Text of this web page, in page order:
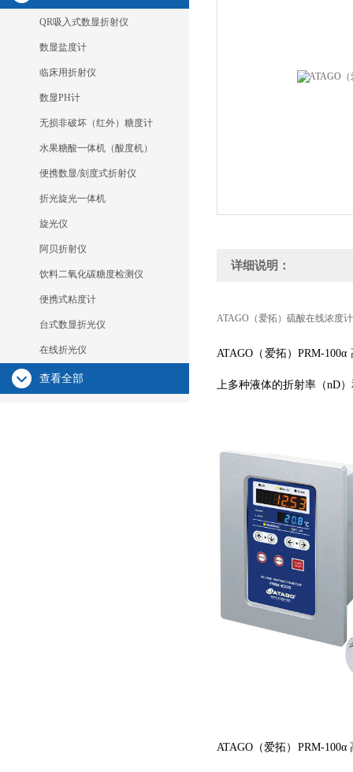
QR吸入式数显折射仪
数显盐度计
临床用折射仪
数显PH计
无损非破坏（红外）糖度计
水果糖酸一体机（酸度机）
便携数显/刻度式折射仪
折光旋光一体机
旋光仪
阿贝折射仪
饮料二氧化碳糖度检测仪
便携式粘度计
台式数显折光仪
在线折光仪
查看全部
详细说明：
ATAGO（爱拓）硫酸在线浓度
ATAGO（爱拓）PRM-
上多种液体的折射率（nD
ATAGO（爱拓）PRM-